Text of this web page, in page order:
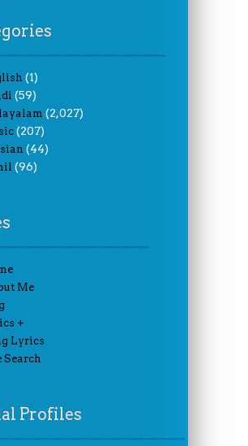
(1)
(59)
(2,027)
(207)
(44)
(96)
Me
+
Lyrics
Search
Profiles